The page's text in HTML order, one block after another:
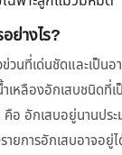
ย่างไร?
ข่วนที่เด่นชัดและเป็น
เหลืองอักเสบชนิดที่
คือ อักเสบอยู่นานปร
ายการอักเสบอาจอยู่